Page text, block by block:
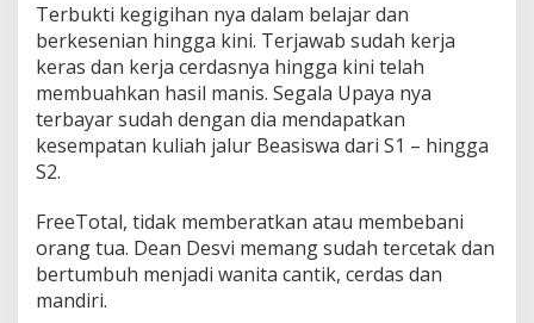
Terbukti kegigihan nya dalam belajar dan
berkesenian hingga kini. Terjawab sudah kerja
keras dan kerja cerdasnya hingga kini telah
membuahkan hasil manis. Segala Upaya nya
terbayar sudah dengan dia mendapatkan
kesempatan kuliah jalur Beasiswa dari S1 – hingga
S2.
FreeTotal, tidak memberatkan atau membebani
orang tua. Dean Desvi memang sudah tercetak dan
bertumbuh menjadi wanita cantik, cerdas dan
mandiri.